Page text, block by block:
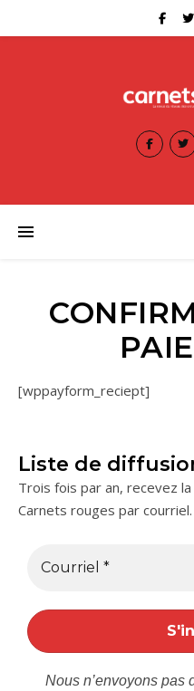
[wppayform_reciept]
Liste de
Trois fois par an, recevez
Carnets rouges par courriel.
Nous n’envoyons pas